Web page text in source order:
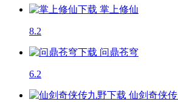
掌上修仙
8.2
问鼎苍穹
6.2
仙剑奇侠